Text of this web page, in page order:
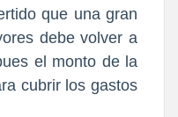
que una gran
debe volver a
el monto de la
cubrir los gastos